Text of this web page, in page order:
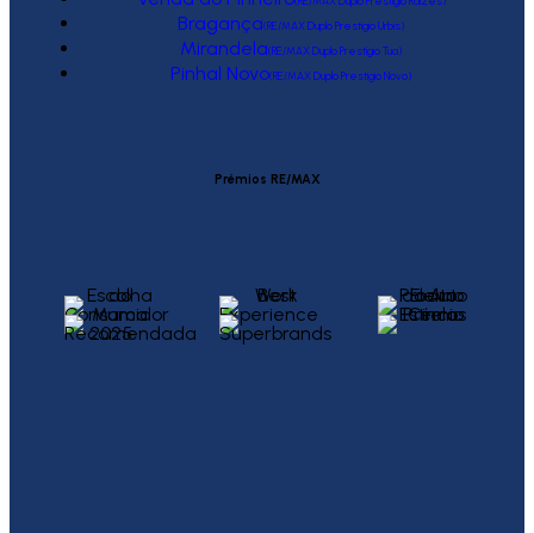
Bragança(RE/MAX Duplo Prestígio Urbis)
Mirandela(RE/MAX Duplo Prestígio Tua)
Pinhal Novo(RE/MAX Duplo Prestígio Novo)
Prémios RE/MAX